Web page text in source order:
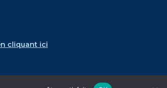
cliquant ici